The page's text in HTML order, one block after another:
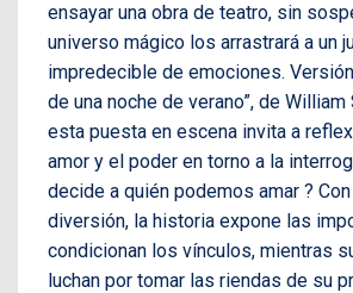
ensayar una obra de teatro, sin
universo mágico los arrastrará a un
impredecible de emociones.
de una noche de verano”, de
esta puesta en escena invita a
amor y el poder en torno a la
decide a quién podemos amar ?
diversión, la historia expone las
condicionan los vínculos, mientras
luchan por tomar las riendas de su